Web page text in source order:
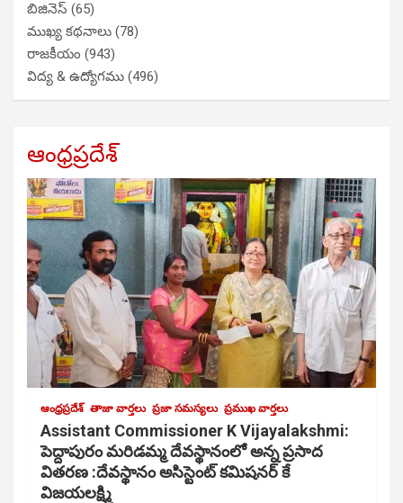
బిజినెస్ (65)
ముఖ్య కథనాలు (78)
రాజకీయం (943)
విద్య & ఉద్యోగము (496)
ఆంధ్రప్రదేశ్
ఆంధ్రప్రదేశ్ తాజా వార్తలు ప్రజా సమస్యలు ప్రముఖ వార్తలు
Assistant Commissioner K Vijayalakshmi:
పెద్దాపురం మరిడమ్మ దేవస్థానంలో అన్న ప్రసాద
వితరణ :దేవస్థానం అసిస్టెంట్ కమిషనర్ కే
విజయలక్ష్మి